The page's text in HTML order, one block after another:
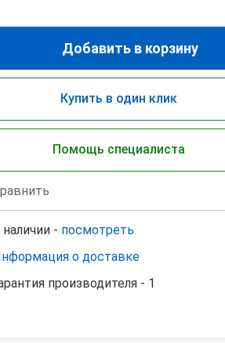
Добавить в корзину
Купить в один клик
Помощь специалиста
наличии - посмотреть
о доставке
производителя - 1